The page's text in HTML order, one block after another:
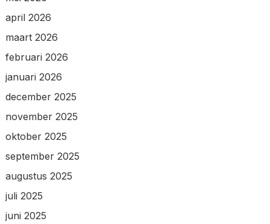
april 2026
maart 2026
februari 2026
januari 2026
december 2025
november 2025
oktober 2025
september 2025
augustus 2025
juli 2025
juni 2025